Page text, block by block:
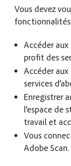
Vous devez
fonctionnalités
Accéder
profit des
Accéder
services
Enregistrer
l’espace de
travail et
Vous
Adobe Scan.